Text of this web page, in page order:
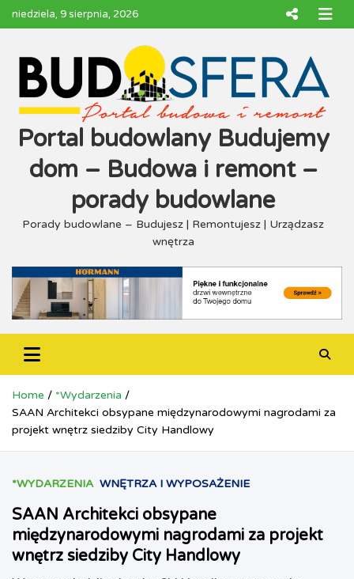
Skipniedziela, 9 sierpnia, 2026
Portal budowlany Budujemy
dom – Budowa i remont –
porady budowlane
Porady budowlane – Budujesz | Remontujesz | Urządzasz
wnętrza
Home
*Wydarzenia
SAAN Architekci obsypane międzynarodowymi nagrodami za
projekt wnętrz siedziby City Handlowy
*WYDARZENIA WNĘTRZA I WYPOSAŻENIE
SAAN Architekci obsypane
międzynarodowymi nagrodami za projekt
wnętrz siedziby City Handlowy